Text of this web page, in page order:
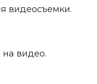
видеосъемки.
видео.